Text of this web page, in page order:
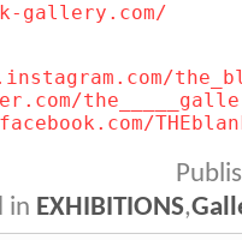
gallery.com/
in EXHIBITIONS,